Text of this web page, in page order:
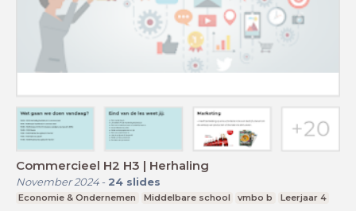
Commercieel H2 H3 | Herhaling
November 2024- 24 slides
Economie & Ondernemen Middelbare school vmbo b Leerjaar 4